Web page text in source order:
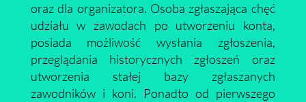
oraz dla organizatora. Osoba zgłaszająca chęć
udziału w zawodach po utworzeniu konta,
posiada możliwość wysłania zgłoszenia,
przeglądania historycznych zgłoszeń oraz
utworzenia stałej bazy zgłaszanych
zawodników i koni. Ponadto od pierwszego